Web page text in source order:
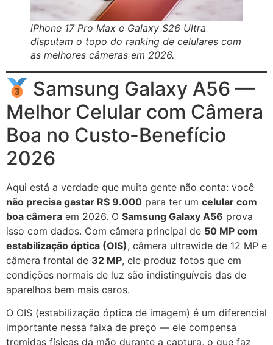
iPhone 17 Pro Max e Galaxy S26 Ultra
disputam o topo do ranking de celulares com
as melhores câmeras em 2026.
Samsung Galaxy A56 —
Melhor Celular com Câmera
Boa no Custo-Benefício
2026
Aqui está a verdade que muita gente não conta: você
não precisa gastar R$ 9.000 para ter um celular com
boa câmera em 2026. O Samsung Galaxy A56 prova
isso com dados. Com câmera principal de 50 MP com
estabilização óptica (OIS), câmera ultrawide de 12 MP e
câmera frontal de 32 MP, ele produz fotos que em
condições normais de luz são indistinguíveis das de
aparelhos bem mais caros.
O OIS (estabilização óptica de imagem) é um diferencial
importante nessa faixa de preço — ele compensa
tremidas físicas da mão durante a captura, o que faz